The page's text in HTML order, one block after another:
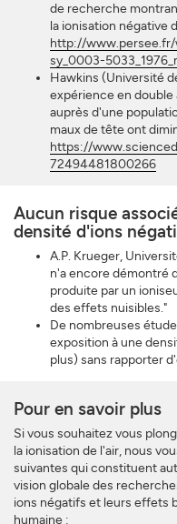
de recherche
la ionisation négative
http://
sy_0003-
Hawkins (Université
expérience en double
auprès d'une
maux de tête ont
https://
72494481800266
Aucun risque
densité d'ions
A.P. Krueger,
n'a encore démontré
produite par un
des effets nuisibles."
De nombreuses
exposition à une
plus) sans rapporter
Pour en savoir plus
Si vous souhaitez vous
la ionisation de l'air, nous
suivantes qui constituent
vision globale des
ions négatifs et leurs effets
humaine :